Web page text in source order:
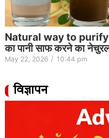
Natural way to
का पानी साफ करने का
May 22, 2026 / 10:44 pm
विज्ञापन